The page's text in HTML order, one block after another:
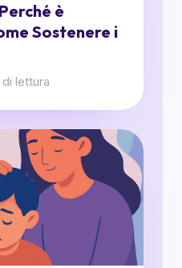
è
Sostenere i
lettura